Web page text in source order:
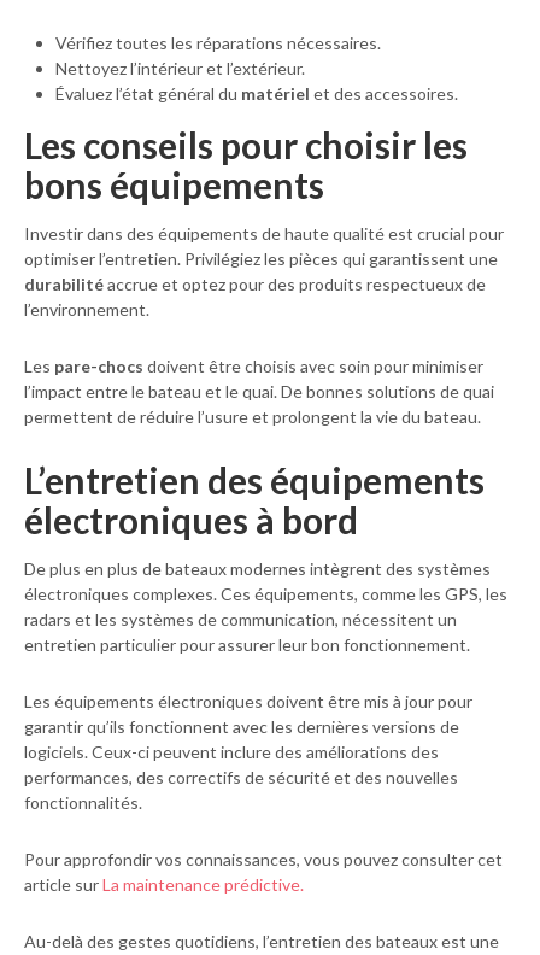
Vérifiez toutes les réparations nécessaires.
Nettoyez l’intérieur et l’extérieur.
Évaluez l’état général du matériel et des accessoires.
Les conseils pour choisir les
bons équipements
Investir dans des équipements de haute qualité est crucial pour
optimiser l’entretien. Privilégiez les pièces qui garantissent une
durabilitéaccrue et optez pour des produits respectueux de
l’environnement.
Les pare-chocs doivent être choisis avec soin pour minimiser
l’impact entre le bateau et le quai. De bonnes solutions de quai
permettent de réduire l’usure et prolongent la vie du bateau.
L’entretien des équipements
électroniques à bord
De plus en plus de bateaux modernes intègrent des systèmes
électroniques complexes. Ces équipements, comme les GPS, les
radars et les systèmes de communication, nécessitent un
entretien particulier pour assurer leur bon fonctionnement.
Les équipements électroniques doivent être mis à jour pour
garantir qu’ils fonctionnent avec les dernières versions de
logiciels. Ceux-ci peuvent inclure des améliorations des
performances, des correctifs de sécurité et des nouvelles
fonctionnalités.
Pour approfondir vos connaissances, vous pouvez consulter cet
article surLa maintenance prédictive.
Au-delà des gestes quotidiens, l’entretien des bateaux est une